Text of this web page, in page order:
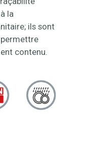
la
ils sont
contenu.